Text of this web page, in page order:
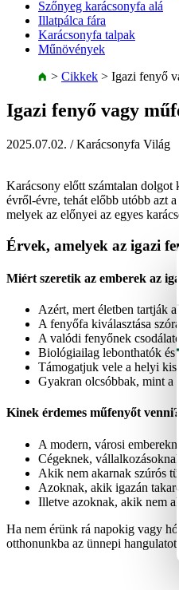
Szőnyeg karácsonyfa alá
Illatpálca fára
Karácsonyfa talpak
Műnövények
> Cikkek > Igazi fenyő
Igazi fenyő vagy
2025.07.02. / Karácsonyfa Világ
Karácsony előtt számtalan dolgot
évről-évre, tehát előbb utóbb azt
melyek az előnyei az egyes
Érvek, amelyek az igazi
Miért szeretik az emberek az
Azért, mert életben tartják
A fenyőfa kiválasztása
A valódi fenyőnek
Biológiailag lebonthatók és
Támogatjuk vele a helyi
Gyakran olcsóbbak, mint a
Kinek érdemes műfenyőt venni?
A modern, városi
Cégeknek,
Akik nem akarnak szúrós
Azoknak, akik igazán
Illetve azoknak, akik nem
Ha nem érünk rá napokig vagy
otthonunkba az ünnepi hangulatot.